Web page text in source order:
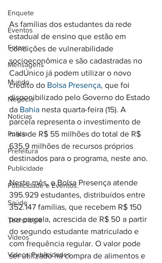
Enquete
Eventos
Fotos
Mensagens
Mundo
Negócio
Noticias
Policia
Prefeitura
Publicidade
Publicidade e Eventos.
Saúde
Tecnologia
Videos
Videos Publicidades
As famílias dos estudantes da rede
estadual de ensino que estão em
condições de vulnerabilidade
socioeconômica e são cadastradas no
CadÚnico já podem utilizar o novo
crédito do Bolsa Presença, que foi
disponibilizado pelo Governo do Estado
da Bahia nesta quarta-feira (15). A
parcela representa o investimento de
mais de R$ 55 milhões do total de R$
635,9 milhões de recursos próprios
destinados para o programa, neste ano.
Neste mês, o Bolsa Presença atende
395.929 estudantes, distribuídos entre
352.147 famílias, que recebem R$ 150
por parcela, acrescida de R$ 50 a partir
do segundo estudante matriculado e
com frequência regular. O valor pode
ser utilizado na compra de alimentos e